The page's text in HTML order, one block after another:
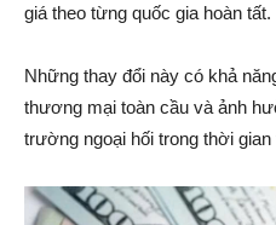
giá theo từng quốc gia hoàn tất.
Những thay đổi này có khả
thương mại toàn cầu và ảnh
trường ngoại hối trong thời gian